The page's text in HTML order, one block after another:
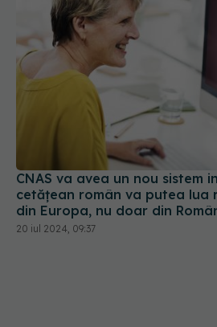
CNAS va avea un nou sistem
cetăţean român va putea lua
din Europa, nu doar din
20 iul 2024, 09:37